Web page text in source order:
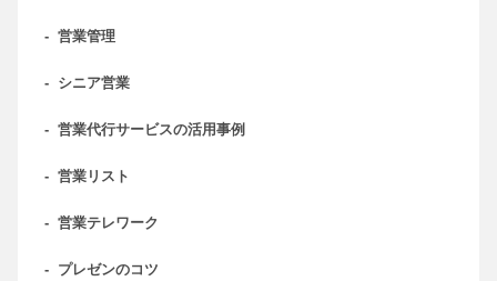
- 営業管理
- シニア営業
- 営業代行サービスの活用事例
- 営業リスト
- 営業テレワーク
- プレゼンのコツ